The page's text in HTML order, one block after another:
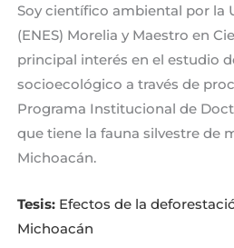
Soy científico ambiental por la
(ENES) Morelia y Maestro en
principal interés en el estudio
socioecológico a través de
Programa Institucional de
que tiene la fauna silvestre de
Michoacán.
Tesis: Efectos de la
Michoacán